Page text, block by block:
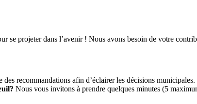
se projeter dans l’avenir ! Nous avons besoin de votre
recommandations afin d’éclairer les décisions municipales.
Nous vous invitons à prendre quelques minutes (5